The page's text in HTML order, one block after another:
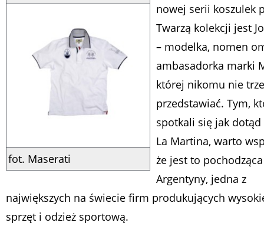
fot. Maserati
nowej serii koszulek
Twarzą kolekcji jest
– modelka, nomen
ambasadorka marki
której nikomu nie
przedstawiać. Tym,
spotkali się jak
La Martina, warto
że jest to
Argentyny, jedna z
największych na świecie firm produkujących
sprzęt i odzież sportową.